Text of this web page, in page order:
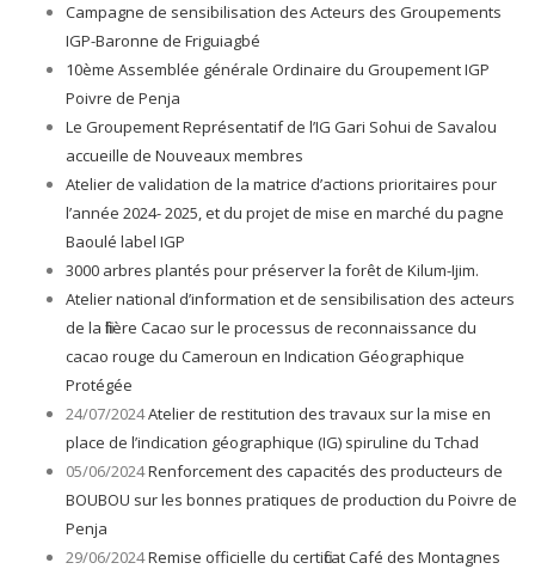
Campagne de sensibilisation des Acteurs des Groupements
IGP-Baronne de Friguiagbé
10ème Assemblée générale Ordinaire du Groupement IGP
Poivre de Penja
Le Groupement Représentatif de l’IG Gari Sohui de Savalou
accueille de Nouveaux membres
Atelier de validation de la matrice d’actions prioritaires pour
l’année 2024- 2025, et du projet de mise en marché du pagne
Baoulé label IGP
3000 arbres plantés pour préserver la forêt de Kilum-Ijim.
Atelier national d’information et de sensibilisation des acteurs
de la filière Cacao sur le processus de reconnaissance du
cacao rouge du Cameroun en Indication Géographique
Protégée
24/07/2024Atelier de restitution des travaux sur la mise en
place de l’indication géographique (IG) spiruline du Tchad
05/06/2024Renforcement des capacités des producteurs de
BOUBOU sur les bonnes pratiques de production du Poivre de
Penja
29/06/2024Remise officielle du certificat Café des Montagnes